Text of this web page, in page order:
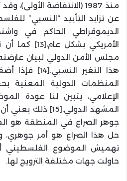
منذ 1987 (الانتفاضة
عن تزايد التأييد “النسبي”
الديموقراطي الحاكم في
مجلس الأمن الدولي لبيان
هذا التغير
المنظمات الدولية المعنية
الإعلامي، يتبين لنا عودة
المشهد الدولي.[15]
جوهر الصراع في المنطقة هو
حل هذا الصراع هو أمر جوهري،
تهميش الموضوع الفلسطيني
حاولت جهات مختلفة الترويج لها.